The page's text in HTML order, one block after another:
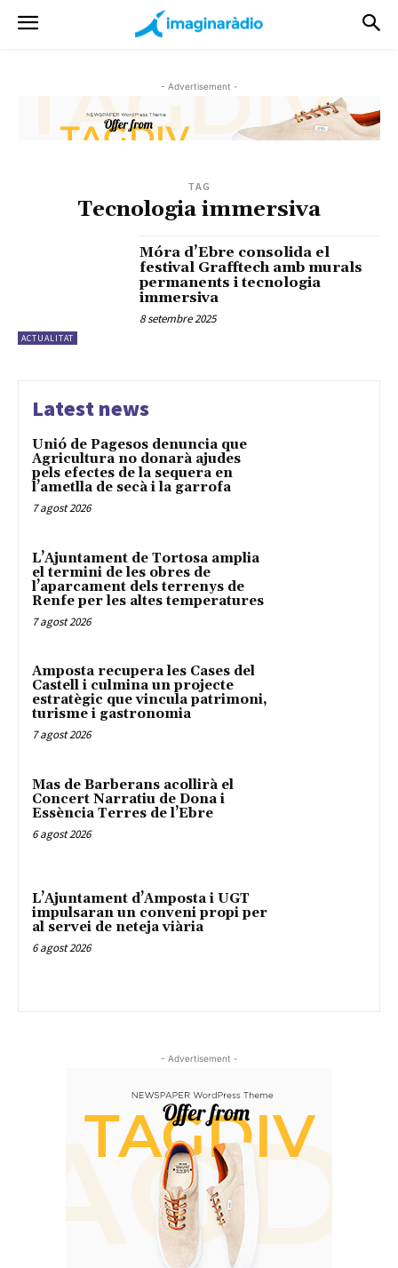
- Advertisement -
TAG
Tecnologia immersiva
ACTUALITAT
Móra d’Ebre consolida el
festival Grafftech amb murals
permanents i tecnologia
immersiva
8 setembre 2025
Latest news
Unió de Pagesos denuncia que
Agricultura no donarà ajudes
pels efectes de la sequera en
l’ametlla de secà i la garrofa
7 agost 2026
L’Ajuntament de Tortosa amplia
el termini de les obres de
l’aparcament dels terrenys de
Renfe per les altes temperatures
7 agost 2026
Amposta recupera les Cases del
Castell i culmina un projecte
estratègic que vincula patrimoni,
turisme i gastronomia
7 agost 2026
Mas de Barberans acollirà el
Concert Narratiu de Dona i
Essència Terres de l’Ebre
6 agost 2026
L’Ajuntament d’Amposta i UGT
impulsaran un conveni propi per
al servei de neteja viària
6 agost 2026
- Advertisement -